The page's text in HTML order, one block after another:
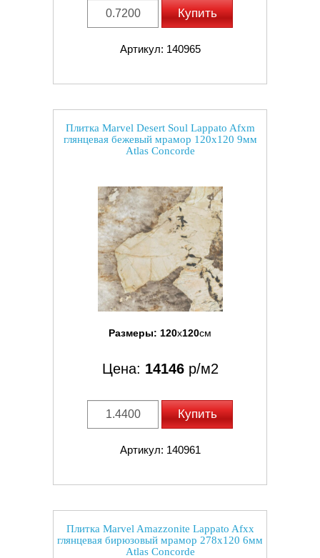
Купить
Артикул: 140965
Плитка Marvel Desert Soul Lappato Afxm
глянцевая бежевый мрамор 120x120 9мм
Atlas Concorde
Размеры: 120x120см
Цена: 14146р/м2
Купить
Артикул: 140961
Плитка Marvel Amazzonite Lappato Afxx
глянцевая бирюзовый мрамор 278x120 6мм
Atlas Concorde